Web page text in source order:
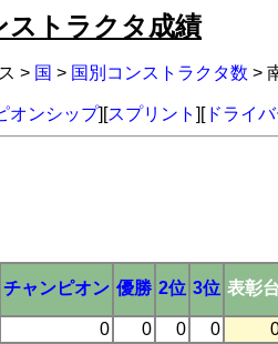
ストラクタ成績
> 国 > 国別コンストラクタ数 >
オンシップ][スプリント ][ドライ
チャンピオン 優勝 2位 3位 表彰
0 0 0 0